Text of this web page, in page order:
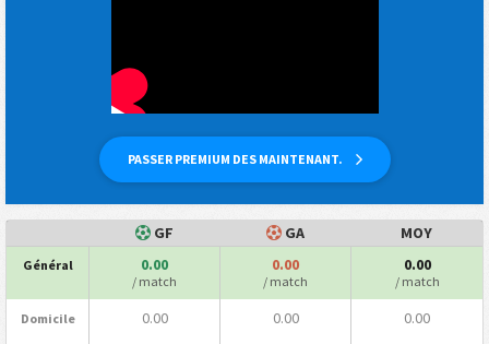
PASSER PREMIUM DES MAINTENANT.
GF GA MOY
Général 0.00
/ match
0.00
/ match
0.00
/ match
Domicile 0.00 0.00 0.00